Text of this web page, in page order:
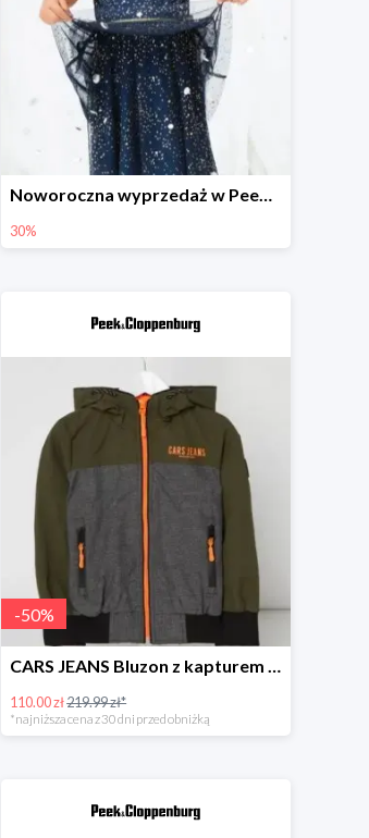
Noworoczna wyprzedaż w Peek&Cloppenburg do -30%
30%
-50%
CARS JEANS Bluzon z kapturem model ‘Carito’ -49%
110.00 zł219.99 zł*
*najniższa cena z 30 dni przed obniżką